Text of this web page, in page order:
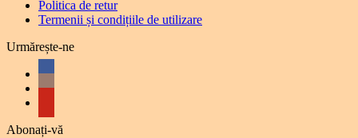
Politica de retur
Termenii și condițiile de utilizare
Urmărește-ne
Abonați-vă